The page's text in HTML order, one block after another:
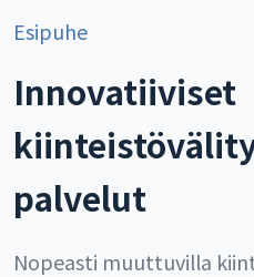
Esipuhe
Innovatiiviset
palvelut
Nopeasti muuttuvilla